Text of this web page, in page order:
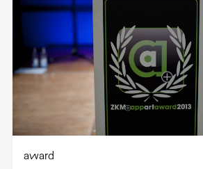
award